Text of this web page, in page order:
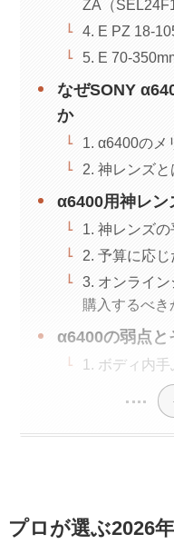
ZA（
4. E PZ 18-
5. E 70-
なぜSONY
か
1. α6400のメ
2. 神レンズ
α6400用神レン
1. 神レンズの
2. 予算に応
3. オンライ
購入するべき
α6400の弱点と
1. ボディ内
プロが選ぶ2026